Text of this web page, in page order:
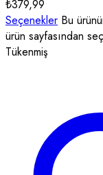
₺379,99
Seçenekler Bu
ürün sayfasından
Tükenmiş